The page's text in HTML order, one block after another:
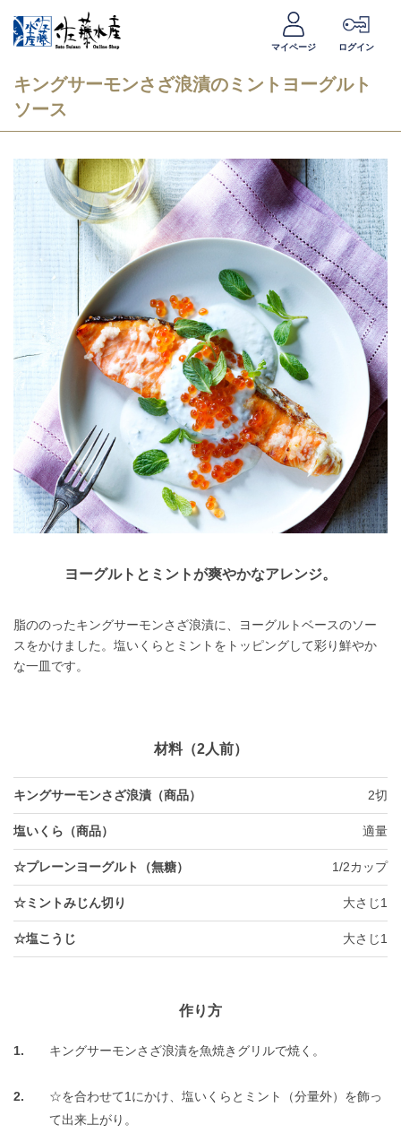
マイページ ログイン
キングサーモンさざ浪漬のミントヨーグルト
ソース
ヨーグルトとミントが爽やかなアレンジ。
脂ののったキングサーモンさざ浪漬に、ヨーグルトベースのソー
スをかけました。塩いくらとミントをトッピングして彩り鮮やか
な一皿です。
材料（2人前）
キングサーモンさざ浪漬（商品） 2切
塩いくら（商品） 適量
☆プレーンヨーグルト（無糖） 1/2カップ
☆ミントみじん切り 大さじ1
☆塩こうじ 大さじ1
作り方
キングサーモンさざ浪漬を魚焼きグリルで焼く。
☆を合わせて1にかけ、塩いくらとミント（分量外）を飾っ
て出来上がり。